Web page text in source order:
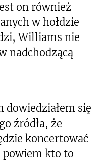
on również
w hołdzie
Williams nie
nadchodzącą
dowiedziałem się
źródła, że
koncertować
powiem kto to